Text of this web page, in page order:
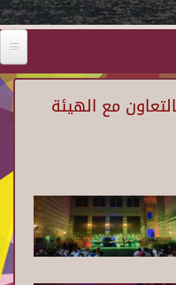
مع الهيئة